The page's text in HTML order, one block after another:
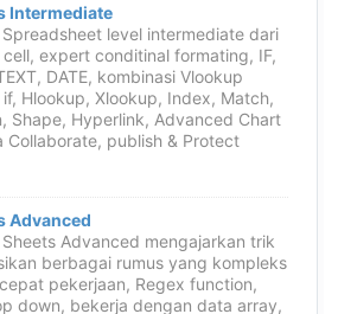
Intermediate
Spreadsheet level intermediate dari
expert conditinal formating, IF,
DATE, kombinasi Vlookup
Hlookup, Xlookup, Index, Match,
Shape, Hyperlink, Advanced Chart
Collaborate, publish & Protect
Advanced
Sheets Advanced mengajarkan trik
berbagai rumus yang kompleks
pekerjaan, Regex function,
down, bekerja dengan data array,